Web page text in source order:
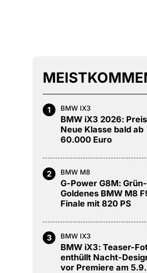
1 BMW IX3
BMW iX3 2026:
Neue Klasse bald ab
60.000 Euro
2 BMW M8
G-Power G8M: Grün-
Goldenes BMW M8
Finale mit 820 PS
3 BMW IX3
BMW iX3: Teaser-
enthüllt Nacht-
vor Premiere am 5.9.